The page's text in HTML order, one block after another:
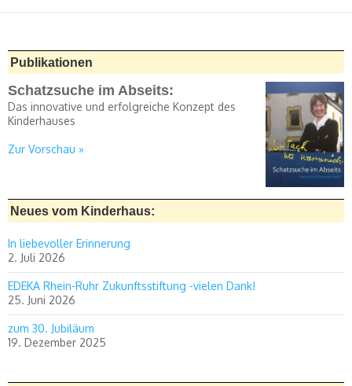
Publikationen
Schatzsuche im Abseits:
Das innovative und erfolgreiche Konzept des
Kinderhauses
Zur Vorschau »
Neues vom Kinderhaus:
In liebevoller Erinnerung
2. Juli 2026
EDEKA Rhein-Ruhr Zukunftsstiftung -vielen Dank!
25. Juni 2026
zum 30. Jubiläum
19. Dezember 2025